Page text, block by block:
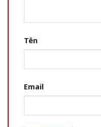
Tên
Email